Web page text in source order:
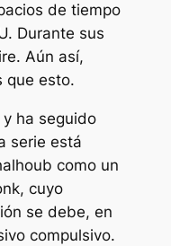
de tiempo
Durante sus
Aún así,
que esto.
ha seguido
serie está
como un
cuyo
se debe, en
compulsivo.